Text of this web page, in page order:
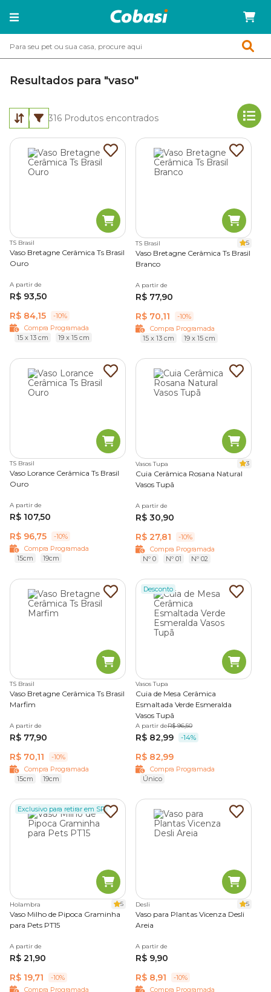
Resultados para "vaso"
316 Produtos encontrados
TS Brasil
Vaso Bretagne Cerâmica Ts Brasil
Ouro
A partir de
R$ 93,50
R$ 84,15
-10%
Compra Programada
15 x 13 cm
19 x 15 cm
TS Brasil 5
Vaso Bretagne Cerâmica Ts Brasil
Branco
A partir de
R$ 77,90
R$ 70,11
-10%
Compra Programada
15 x 13 cm
19 x 15 cm
TS Brasil
Vaso Lorance Cerâmica Ts Brasil
Ouro
A partir de
R$ 107,50
R$ 96,75
-10%
Compra Programada
15cm
19cm
Vasos Tupa 3
Cuia Cerâmica Rosana Natural
Vasos Tupã
A partir de
R$ 30,90
R$ 27,81
-10%
Compra Programada
Nº 0
Nº 01 Nº 02
TS Brasil
Vaso Bretagne Cerâmica Ts Brasil
Marfim
A partir de
R$ 77,90
R$ 70,11
-10%
Compra Programada
15cm
19cm
Desconto
Vasos Tupa
Cuia de Mesa Cerâmica
Esmaltada Verde Esmeralda
Vasos Tupã
A partir deR$ 96,50
R$ 82,99 -14%
R$ 82,99
Compra Programada
Único
Exclusivo para retirar em SP
Holambra 5
Vaso Milho de Pipoca Graminha
para Pets PT15
A partir de
R$ 21,90
R$ 19,71
-10%
Compra Programada
Desli 5
Vaso para Plantas Vicenza Desli
Areia
A partir de
R$ 9,90
R$ 8,91
-10%
Compra Programada